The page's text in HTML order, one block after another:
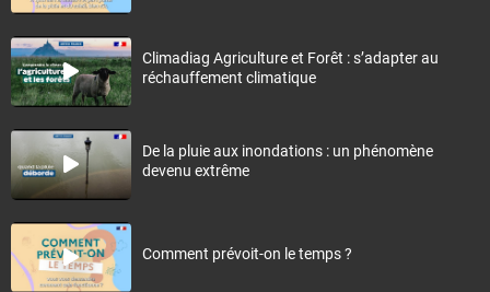
Climadiag Agriculture et Forêt : s’adapter au
réchauffement climatique
De la pluie aux inondations : un phénomène
devenu extrême
Comment prévoit-on le temps ?